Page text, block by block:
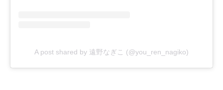
A post shared by 遠野なぎこ (@you_ren_nagiko)